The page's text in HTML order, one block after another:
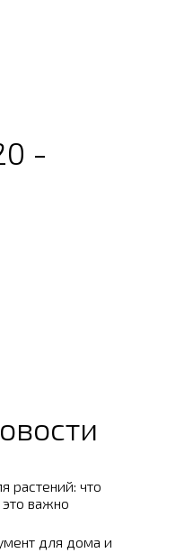
-
растений: что
важно
для дома и